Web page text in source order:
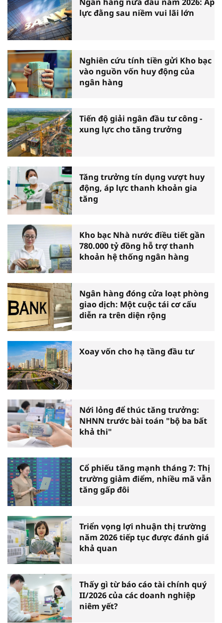
lực đằng sau niềm vui lãi lớn
Nghiên cứu tính tiền gửi Kho bạc
vào nguồn vốn huy động của
ngân hàng
Tiến độ giải ngân đầu tư công -
xung lực cho tăng trưởng
Tăng trưởng tín dụng vượt huy
động, áp lực thanh khoản gia
tăng
Kho bạc Nhà nước điều tiết gần
780.000 tỷ đồng hỗ trợ thanh
khoản hệ thống ngân hàng
Ngân hàng đóng cửa loạt phòng
giao dịch: Một cuộc tái cơ cấu
diễn ra trên diện rộng
Xoay vốn cho hạ tầng đầu tư
Nới lỏng để thúc tăng trưởng:
NHNN trước bài toán "bộ ba bất
khả thi"
Cổ phiếu tăng mạnh tháng 7: Thị
trường giảm điểm, nhiều mã vẫn
tăng gấp đôi
Triển vọng lợi nhuận thị trường
năm 2026 tiếp tục được đánh giá
khả quan
Thấy gì từ báo cáo tài chính quý
II/2026 của các doanh nghiệp
niêm yết?